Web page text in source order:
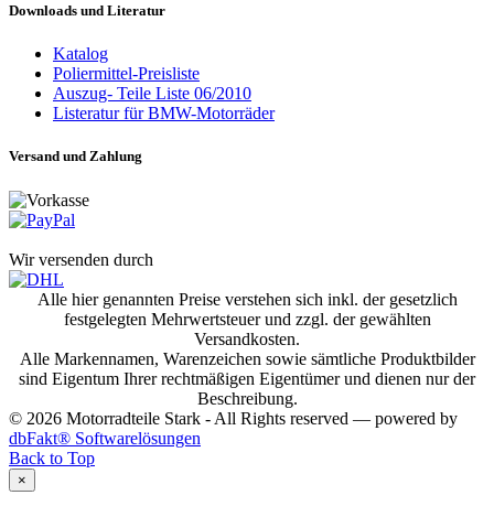
Downloads und Literatur
Katalog
Poliermittel-Preisliste
Auszug- Teile Liste 06/2010
Listeratur für BMW-Motorräder
Versand und Zahlung
Wir versenden durch
Alle hier genannten Preise verstehen sich inkl. der gesetzlich
festgelegten Mehrwertsteuer und zzgl. der gewählten
Versandkosten.
Alle Markennamen, Warenzeichen sowie sämtliche Produktbilder
sind Eigentum Ihrer rechtmäßigen Eigentümer und dienen nur der
Beschreibung.
© 2026 Motorradteile Stark - All Rights reserved — powered by
dbFakt® Softwarelösungen
Back to Top
×